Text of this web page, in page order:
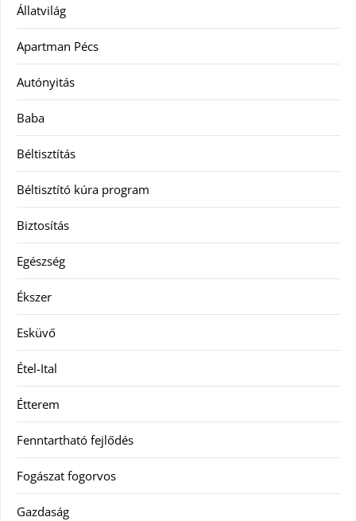
Állatvilág
Apartman Pécs
Autónyitás
Baba
Béltisztítás
Béltisztító kúra program
Biztosítás
Egészség
Ékszer
Esküvő
Étel-Ital
Étterem
Fenntartható fejlődés
Fogászat fogorvos
Gazdaság